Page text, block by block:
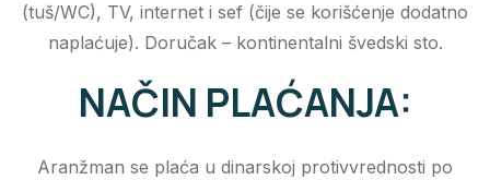
(tuš/WC), TV, internet i sef (čije se korišćenje dodatno
naplaćuje). Doručak – kontinentalni švedski sto.
NAČIN PLAĆANJA:
Aranžman se plaća u dinarskoj protivvrednosti po